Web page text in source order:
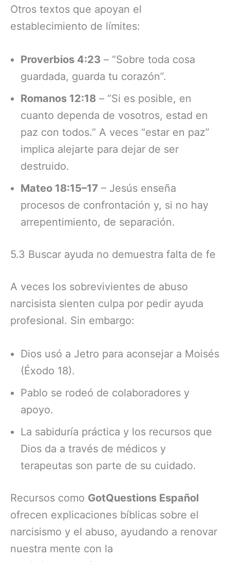
Otros textos que apoyan el
establecimiento de límites:
Proverbios 4:23 – “Sobre toda cosa
guardada, guarda tu corazón”.
Romanos 12:18 – “Si es posible, en
cuanto dependa de vosotros, estad en
paz con todos.” A veces “estar en paz”
implica alejarte para dejar de ser
destruido.
Mateo 18:15–17 – Jesús enseña
procesos de confrontación y, si no hay
arrepentimiento, de separación.
5.3 Buscar ayuda no demuestra falta de fe
A veces los sobrevivientes de abuso
narcisista sienten culpa por pedir ayuda
profesional. Sin embargo:
Dios usó a Jetro para aconsejar a Moisés
(Éxodo 18).
Pablo se rodeó de colaboradores y
apoyo.
La sabiduría práctica y los recursos que
Dios da a través de médicos y
terapeutas son parte de su cuidado.
Recursos como GotQuestions Español
ofrecen explicaciones bíblicas sobre el
narcisismo y el abuso, ayudando a renovar
nuestra mente con la